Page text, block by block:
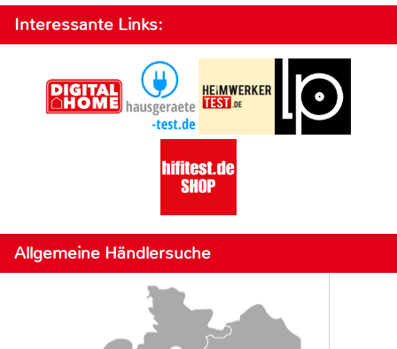
Interessante Links:
Allgemeine Händlersuche